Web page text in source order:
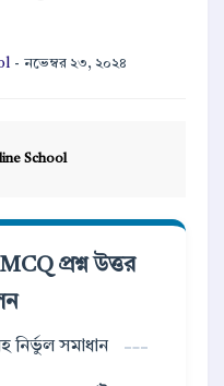
- নভেম্বর ২৩, ২০২৪
School
প্রশ্ন উত্তর
নির্ভুল সমাধান